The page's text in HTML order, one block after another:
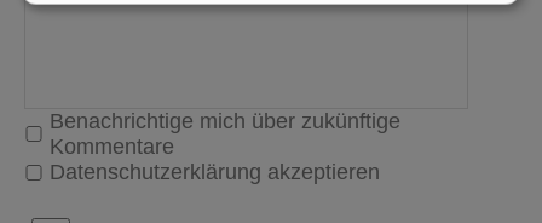
Benachrichtige mich über zukünftige
Kommentare
Datenschutzerklärung akzeptieren